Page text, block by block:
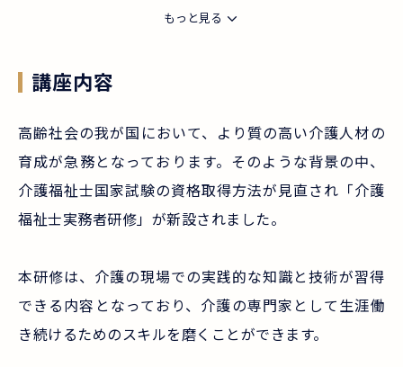
もっと見る
講座内容
高齢社会の我が国において、より質の高い介護人材の
育成が急務となっております。そのような背景の中、
介護福祉士国家試験の資格取得方法が見直され「介護
福祉士実務者研修」が新設されました。
本研修は、介護の現場での実践的な知識と技術が習得
できる内容となっており、介護の専門家として生涯働
き続けるためのスキルを磨くことができます。